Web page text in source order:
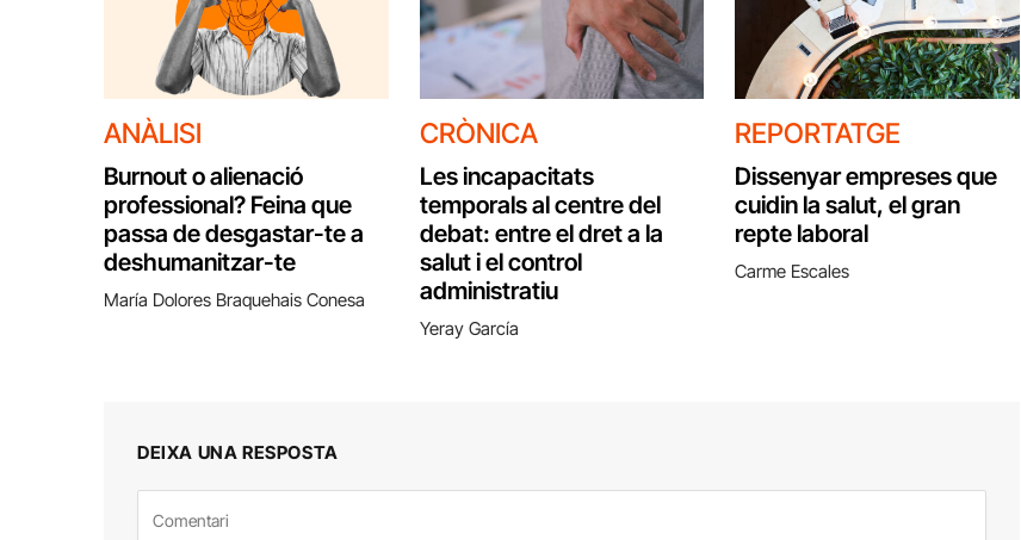
ANÀLISI
Burnout o alienació
professional? Feina que
passa de desgastar-te a
deshumanitzar-te
María Dolores Braquehais Conesa
CRÒNICA
Les incapacitats
temporals al centre del
debat: entre el dret a la
salut i el control
administratiu
Yeray García
REPORTATGE
Dissenyar empreses que
cuidin la salut, el gran
repte laboral
Carme Escales
DEIXA UNA RESPOSTA